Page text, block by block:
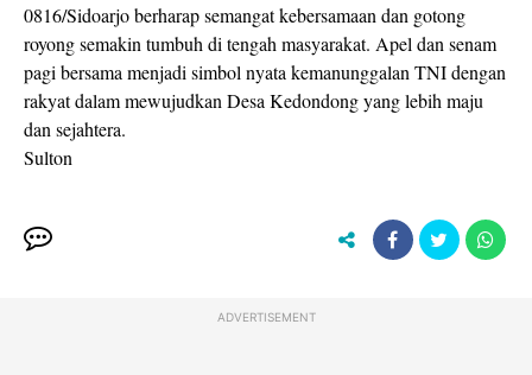
0816/Sidoarjo berharap semangat kebersamaan dan gotong
royong semakin tumbuh di tengah masyarakat. Apel dan senam
pagi bersama menjadi simbol nyata kemanunggalan TNI dengan
rakyat dalam mewujudkan Desa Kedondong yang lebih maju
dan sejahtera.
Sulton
ADVERTISEMENT